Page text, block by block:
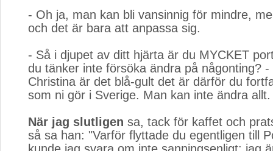
- Oh ja, man kan bli vansinnig för mindre,
och det är bara att anpassa sig.
- Så i djupet av ditt hjärta är du MYCKET
du tänker inte försöka ändra på någonting?
Christina är det blå-gult det är därför du
som ni gör i Sverige. Man kan inte ändra allt.
När jag slutligen sa, tack för kaffet och
så sa han: "Varför flyttade du egentligen till